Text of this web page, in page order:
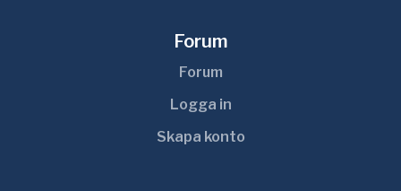
Forum
Forum
Logga in
Skapa konto